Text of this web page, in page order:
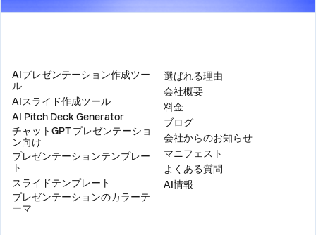
AIプレゼンテーション作成ツー
ル
AIスライド作成ツール
AI Pitch Deck Generator
チャットGPT プレゼンテーショ
ン向け
プレゼンテーションテンプレー
ト
スライドテンプレート
プレゼンテーションのカラーテ
ーマ
選ばれる理由
会社概要
料金
ブログ
会社からのお知らせ
マニフェスト
よくある質問
AI情報